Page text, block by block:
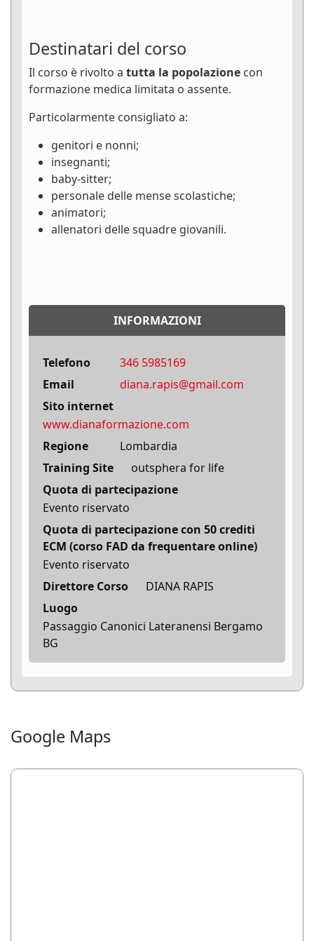
Destinatari del corso
Il corso è rivolto a tutta la popolazione con
formazione medica limitata o assente.
Particolarmente consigliato a:
genitori e nonni;
insegnanti;
baby-sitter;
personale delle mense scolastiche;
animatori;
allenatori delle squadre giovanili.
INFORMAZIONI
Telefono
346 5985169
Email
diana.rapis@gmail.com
Sito internet
www.dianaformazione.com
Regione
Lombardia
Training Site
outsphera for life
Quota di partecipazione
Evento riservato
Quota di partecipazione con 50 crediti
ECM (corso FAD da frequentare online)
Evento riservato
Direttore Corso
DIANA RAPIS
Luogo
Passaggio Canonici Lateranensi Bergamo
BG
Google Maps